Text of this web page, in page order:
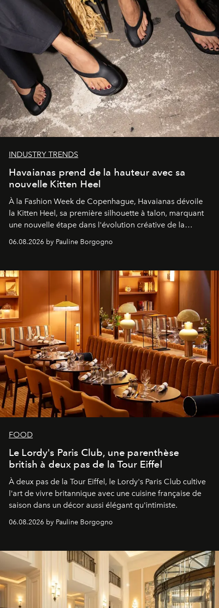
INDUSTRY TRENDS
Havaianas prend de la hauteur avec sa
nouvelle Kitten Heel
À la Fashion Week de Copenhague, Havaianas dévoile
la Kitten Heel, sa première silhouette à talon, marquant
une nouvelle étape dans l'évolution créative de la
06.08.2026 by Pauline Borgogno
FOOD
Le Lordy's Paris Club, une parenthèse
british à deux pas de la Tour Eiffel
À deux pas de la Tour Eiffel, le Lordy's Paris Club cultive
l'art de vivre britannique avec une cuisine française de
saison dans un décor aussi élégant qu'intimiste.
06.08.2026 by Pauline Borgogno